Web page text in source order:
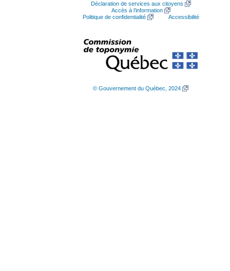
Déclaration de services aux citoyens
Accès à l’information
Politique de confidentialité
Accessibilité
© Gouvernement du Québec, 2024